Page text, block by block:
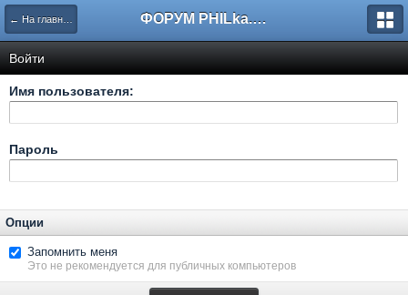
← На главную ФОРУМ PHILka.RU
Войти
Имя пользователя:
Пароль
Опции
Запомнить меня
Это не рекомендуется для публичных компьютеров